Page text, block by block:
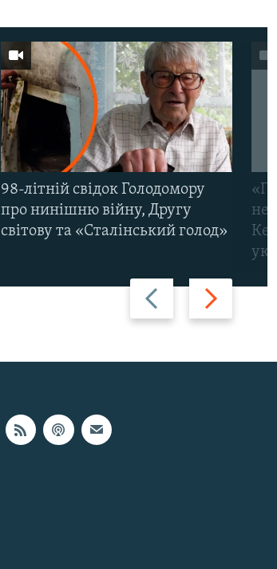
Назад Вперед
98-літній свідок Голодомору
про нинішню війну, Другу
світову та «Сталінський голод»